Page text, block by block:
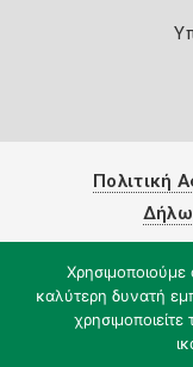
Πολιτική
καλύτερη δυνατή